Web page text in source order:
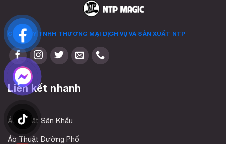
CÔNG TY TNHH THƯƠNG MẠI DỊCH VỤ VÀ SẢN XUẤT NTP
Liên kết nhanh
Ảo Thuật Sân Khấu
Ảo Thuật Đường Phố